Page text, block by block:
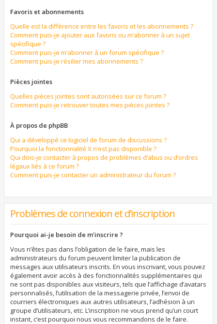
Favoris et abonnements
Quelle est la différence entre les favoris et les abonnements ?
Comment puis-je ajouter aux favoris ou m’abonner à un sujet
spécifique ?
Comment puis-je m’abonner à un forum spécifique ?
Comment puis-je résilier mes abonnements ?
Pièces jointes
Quelles pièces jointes sont autorisées sur ce forum ?
Comment puis-je retrouver toutes mes pièces jointes ?
À propos de phpBB
Qui a développé ce logiciel de forum de discussions ?
Pourquoi la fonctionnalité X n’est pas disponible ?
Qui dois-je contacter à propos de problèmes d’abus ou d’ordres
légaux liés à ce forum ?
Comment puis-je contacter un administrateur du forum ?
Problèmes de connexion et d’inscription
Pourquoi ai-je besoin de m’inscrire ?
Vous n’êtes pas dans l’obligation de le faire, mais les
administrateurs du forum peuvent limiter la publication de
messages aux utilisateurs inscrits. En vous inscrivant, vous pouvez
également avoir accès à des fonctionnalités supplémentaires qui
ne sont pas disponibles aux visiteurs, tels que l’affichage d’avatars
personnalisés, l’utilisation de la messagerie privée, l’envoi de
courriers électroniques aux autres utilisateurs, l’adhésion à un
groupe d’utilisateurs, etc. L’inscription ne vous prend qu’un court
instant, c’est pourquoi nous vous recommandons de le faire.